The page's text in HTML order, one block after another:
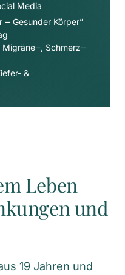
Media​
‒ Gesunder Körper”
Schmerz‒
&
Leben
und
19 Jahren und